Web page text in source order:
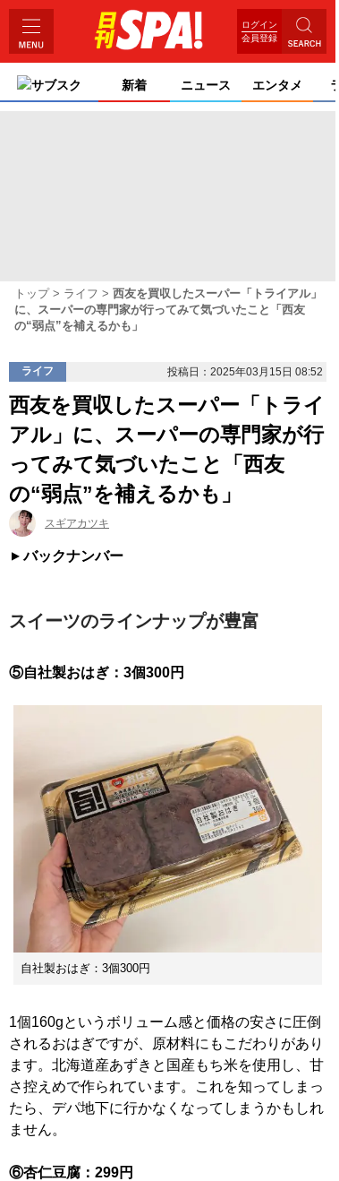
ログイン
会員登録
サブスク 新着 ニュース エンタメ
トップ ライフ
西友を買収したスーパー「トライアル」
に、スーパーの専門家が行ってみて気づいたこと「西友
の“弱点”を補えるかも」
ライフ 投稿日：2025年03月15日 08:52
西友を買収したスーパー「トライ
アル」に、スーパーの専門家が行
ってみて気づいたこと「西友
の“弱点”を補えるかも」
スギアカツキ
バックナンバー
スイーツのラインナップが豊富
⑤自社製おはぎ：3個300円
自社製おはぎ：3個300円
1個160gというボリューム感と価格の安さに圧倒
されるおはぎですが、原材料にもこだわりがあり
ます。北海道産あずきと国産もち米を使用し、甘
さ控えめで作られています。これを知ってしまっ
たら、デパ地下に行かなくなってしまうかもしれ
ません。
⑥杏仁豆腐：299円